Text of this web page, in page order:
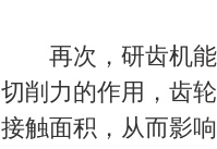
再次，研齿机能
切削力的作用，齿
接触面积，从而影